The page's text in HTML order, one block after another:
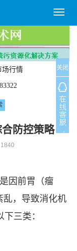
T
o
g
l
e
n
a
v
i
g
a
场行情
防控策略
1840
因前胃（瘤
乱，导致消化机
三类：
关闭